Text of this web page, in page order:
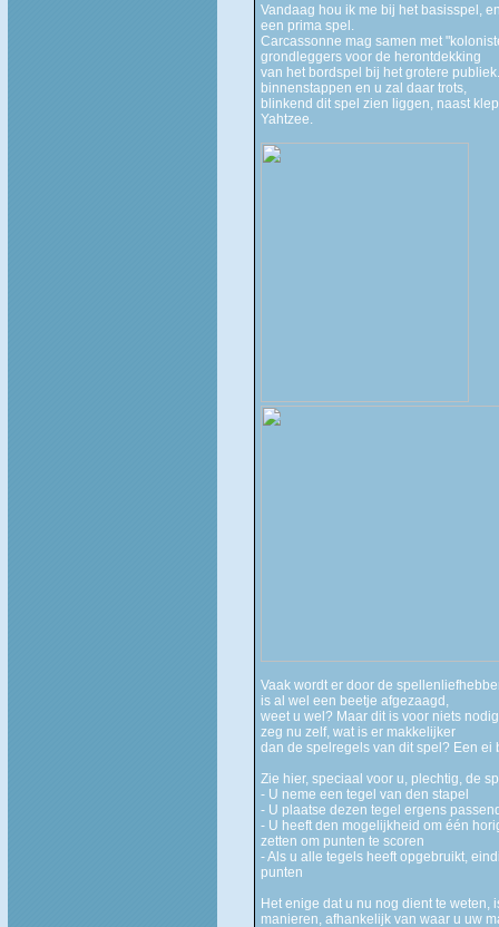
Vandaag hou ik me bij het basisspel,
een prima spel.
Carcassonne mag samen met
grondleggers voor de herontdekking
van het bordspel bij het grotere
binnenstappen en u zal daar trots,
blinkend dit spel zien liggen, naast
Yahtzee.
Vaak wordt er door de
is al wel een beetje afgezaagd,
weet u wel? Maar dit is voor niets
zeg nu zelf, wat is er makkelijker
dan de spelregels van dit spel? Een ei
Zie hier, speciaal voor u, plechtig, de
- U neme een tegel van den stapel
- U plaatse dezen tegel ergens
- U heeft den mogelijkheid om één
zetten om punten te scoren
- Als u alle tegels heeft opgebruikt,
punten
Het enige dat u nu nog dient te weten,
manieren, afhankelijk van waar u uw